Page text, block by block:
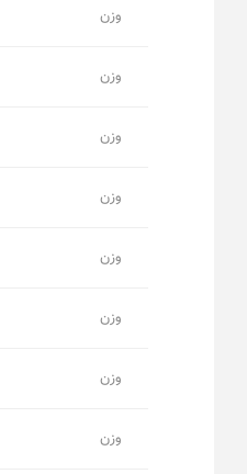
وزن
وزن
وزن
وزن
وزن
وزن
وزن
وزن